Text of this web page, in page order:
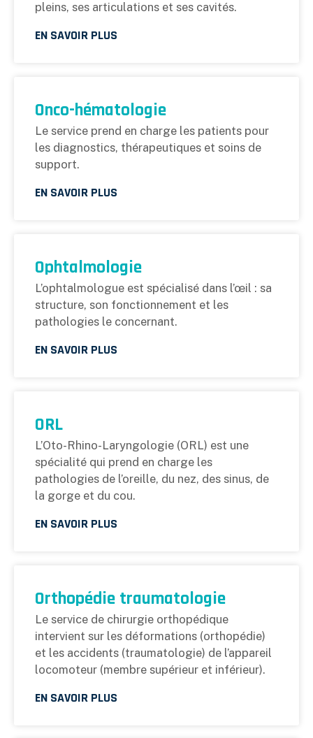
pleins, ses articulations et ses cavités.
EN SAVOIR PLUS
Onco-hématologie
Le service prend en charge les patients pour
les diagnostics, thérapeutiques et soins de
support.
EN SAVOIR PLUS
Ophtalmologie
L’ophtalmologue est spécialisé dans l’œil : sa
structure, son fonctionnement et les
pathologies le concernant.
EN SAVOIR PLUS
ORL
L’Oto-Rhino-Laryngologie (ORL) est une
spécialité qui prend en charge les
pathologies de l’oreille, du nez, des sinus, de
la gorge et du cou.
EN SAVOIR PLUS
Orthopédie traumatologie
Le service de chirurgie orthopédique
intervient sur les déformations (orthopédie)
et les accidents (traumatologie) de l’appareil
locomoteur (membre supérieur et inférieur).
EN SAVOIR PLUS